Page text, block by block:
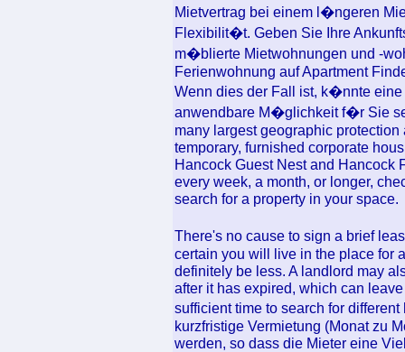
Mietvertrag bei einem l�ngeren
Flexibilit�t. Geben Sie Ihre
m�blierte Mietwohnungen und -
Ferienwohnung auf Apartment
Wenn dies der Fall ist, k�nnte
anwendbare M�glichkeit f�r Sie
many largest geographic
temporary, furnished corporate
Hancock Guest Nest and Hancock
every week, a month, or longer,
search for a property in your space.
There's no cause to sign a brief
certain you will live in the place for
definitely be less. A landlord may
after it has expired, which can
sufficient time to search for
kurzfristige Vermietung (Monat zu
werden, so dass die Mieter eine